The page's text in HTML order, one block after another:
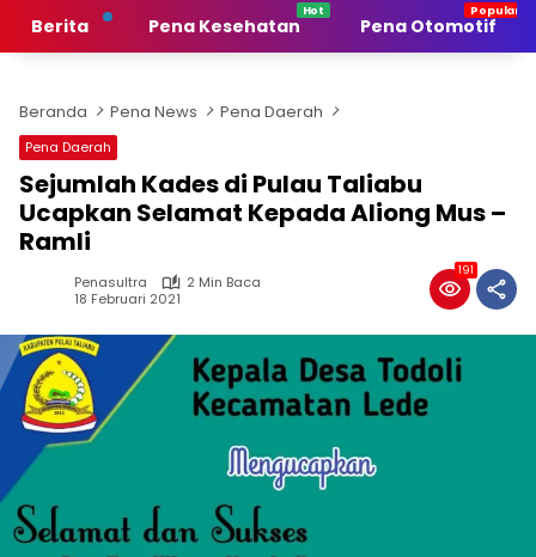
Berita Pena Kesehatan Pena Otomotif
Beranda Pena News Pena Daerah
Pena Daerah
Sejumlah Kades di Pulau Taliabu
Ucapkan Selamat Kepada Aliong Mus –
Ramli
Penasultra
2 Min Baca
18 Februari 2021
191